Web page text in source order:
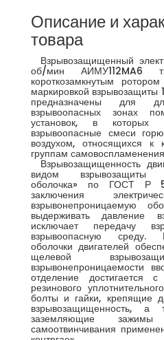
Описание и
товара
Взрывозащищенный
об/мин АИМУ112MA6
короткозамкнутым
маркировкой взрывозащиты
предназначены для
взрывоопасных зонах
установок, в которых
взрывоопасные смеси
воздухом, относящихся
группам
Взрывозащищенность
видом взрывозащиты
оболочка» по ГОСТ Р
заключения
взрывонепроницаемую
выдерживать давление
исключает передачу
взрывоопасную среду.
оболочки двигателей
щелевой
взрывонепроницаемости
отделение достигается
резинового
болты и гайки, крепящие
взрывозащищенность, а
заземляющие
самоотвинчивания